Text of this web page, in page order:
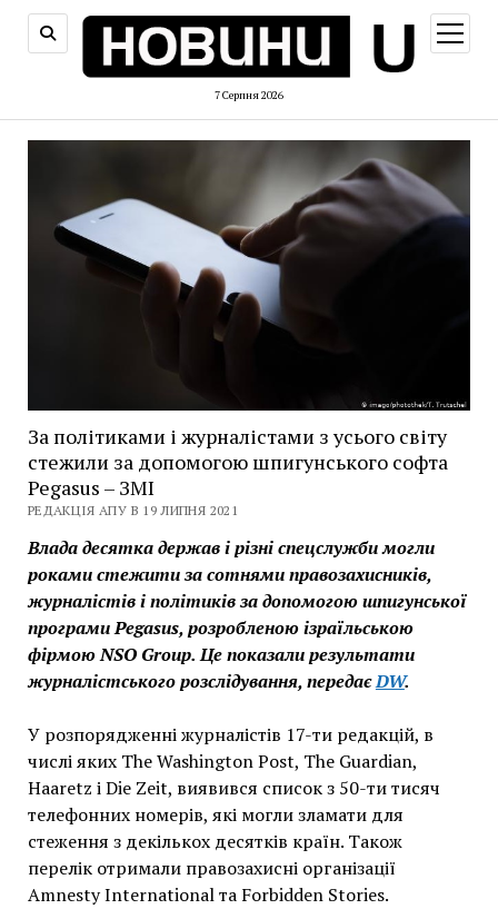
7 Серпня 2026
меню
За політиками і журналістами з усього світу
стежили за допомогою шпигунського софта
Pegasus – ЗМІ
РЕДАКЦІЯ АПУ В 19 ЛИПНЯ 2021
Влада десятка держав і різні спецслужби могли
роками стежити за сотнями правозахисників,
журналістів і політиків за допомогою шпигунської
програми Pegasus, розробленою ізраїльською
фірмою NSO Group. Це показали результати
журналістського розслідування, передаєDW.
У розпорядженні журналістів 17-ти редакцій, в
числі яких The Washington Post, The Guardian,
Haaretz і Die Zeit, виявився список з 50-ти тисяч
телефонних номерів, які могли зламати для
стеження з декількох десятків країн. Також
перелік отримали правозахисні організації
Amnesty International та Forbidden Stories.